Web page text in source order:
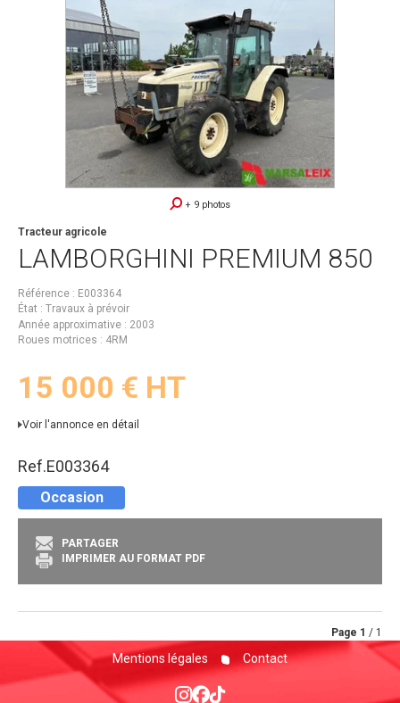
+ 9 photos
LAMBORGHINI PREMIUM 850
Tracteur agricole
Référence
E003364
État
Travaux à prévoir
Année approximative
2003
Roues motrices
4RM
15 000 € HT
Voir l'annonce en détail
Ref.E003364
Occasion
PARTAGER
IMPRIMER AU FORMAT PDF
Page 1 / 1
Mentions légales Contact